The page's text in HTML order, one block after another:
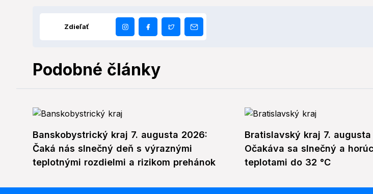
Zdieľať
Podobné články
Banskobystrický kraj 7. augusta 2026:
Čaká nás slnečný deň s výraznými
teplotnými rozdielmi a rizikom prehánok
Bratislavský kraj 7.
Očakáva sa slnečný a
teplotami do 32 °C